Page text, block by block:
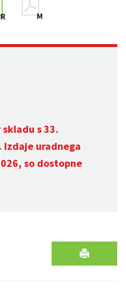
s 33.
Izdaje uradnega
so dostopne